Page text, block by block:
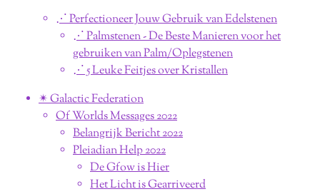
⋰ Perfectioneer Jouw Gebruik van Edelstenen
⋰ Palmstenen - De Beste Manieren voor het
gebruiken van Palm/Oplegstenen
⋰ 5 Leuke Feitjes over Kristallen
✴︎ Galactic Federation
Of Worlds Messages 2022
Belangrijk Bericht 2022
Pleiadian Help 2022
De Gfow is Hier
Het Licht is Gearriveerd